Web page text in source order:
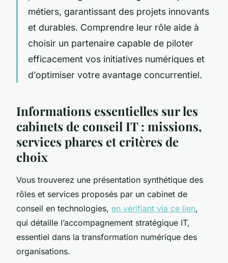
métiers, garantissant des projets innovants
et durables. Comprendre leur rôle aide à
choisir un partenaire capable de piloter
efficacement vos initiatives numériques et
d’optimiser votre avantage concurrentiel.
Informations essentielles sur les
cabinets de conseil IT : missions,
services phares et critères de
choix
Vous trouverez une présentation synthétique des
rôles et services proposés par un cabinet de
conseil en technologies, en vérifiant via ce lien,
qui détaille l’accompagnement stratégique IT,
essentiel dans la transformation numérique des
organisations.